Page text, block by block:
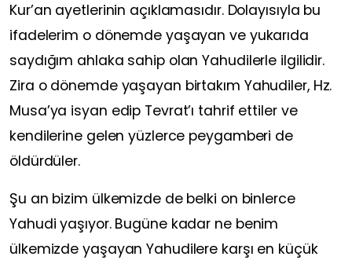
Kur’an ayetlerinin açıklamasıdır. Dolayısıyla bu
ifadelerim o dönemde yaşayan ve yukarıda
saydığım ahlaka sahip olan Yahudilerle ilgilidir.
Zira o dönemde yaşayan birtakım Yahudiler, Hz.
Musa’ya isyan edip Tevrat’ı tahrif ettiler ve
kendilerine gelen yüzlerce peygamberi de
öldürdüler.
Şu an bizim ülkemizde de belki on binlerce
Yahudi yaşıyor. Bugüne kadar ne benim
ülkemizde yaşayan Yahudilere karşı en küçük